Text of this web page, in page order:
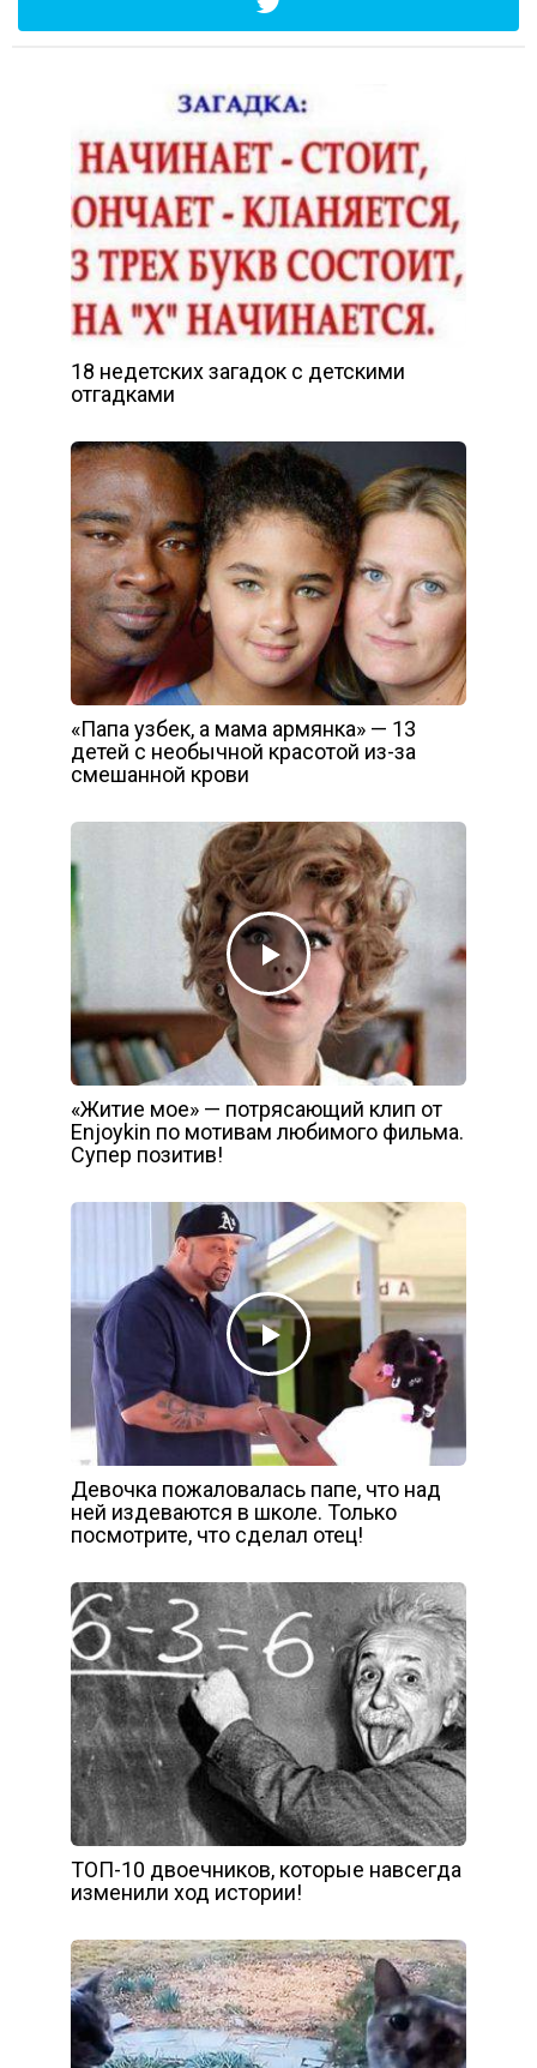
18 недетских загадок с детскими
отгадками
«Папа узбек, а мама армянка» — 13
детей с необычной красотой из-за
смешанной крови
«Житие мое» — потрясающий клип от
Enjoykin по мотивам любимого фильма.
Супер позитив!
Девочка пожаловалась папе, что над
ней издеваются в школе. Только
посмотрите, что сделал отец!
ТОП-10 двоечников, которые навсегда
изменили ход истории!